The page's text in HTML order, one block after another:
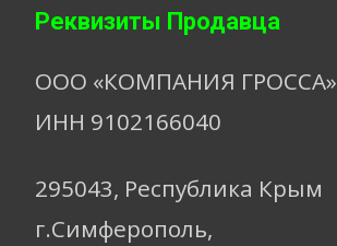
Реквизиты Продавца
ООО «КОМПАНИЯ ГРОССА»
ИНН 9102166040
295043, Республика Крым
г.Симферополь,